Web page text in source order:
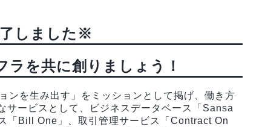
しました※
を共に創りましょう！
ンを生み出す」をミッションとして掲げ、働き方
サービスとして、ビジネスデータベース「Sansa
「Bill One」、取引管理サービス「Contract On